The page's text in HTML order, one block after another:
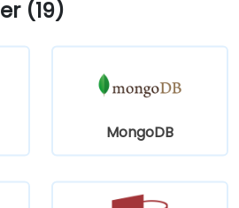
(19)
MongoDB